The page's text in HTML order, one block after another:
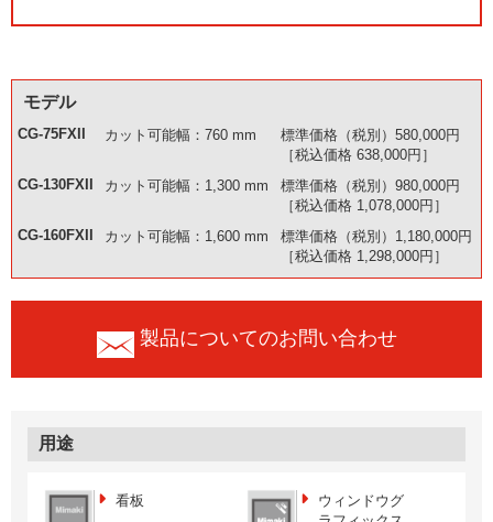
モデル
CG-75FXII カット可能幅：760 mm
標準価格（税別）580,000円
［税込価格 638,000円］
CG-130FXII
カット可能幅：1,300 mm
標準価格（税別）980,000円
［税込価格 1,078,000円］
CG-160FXII
カット可能幅：1,600 mm
標準価格（税別）1,180,000円
［税込価格 1,298,000円］
製品についてのお問い合わせ
用途
看板
ウィンドウグ